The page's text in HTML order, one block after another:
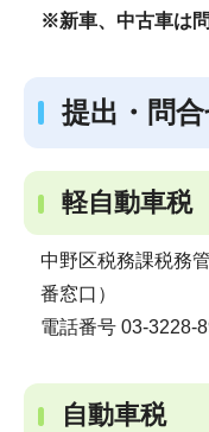
※新車、中古車は問
提出・問
軽自動車税
中野区税務課税務
番窓口）
電話番号 03-3228-
自動車税